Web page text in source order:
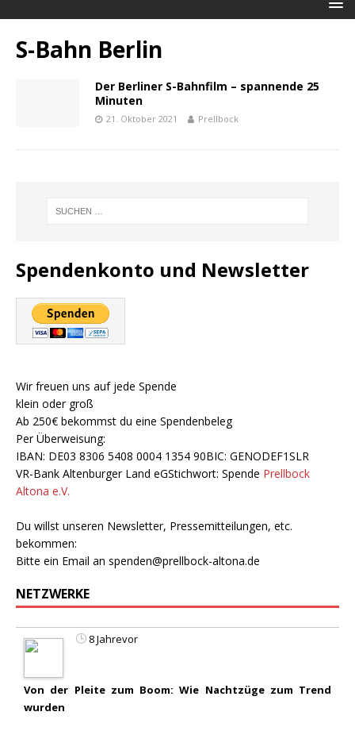
S-Bahn Berlin
Der Berliner S-Bahnfilm – spannende 25
Minuten
21. Oktober 2021 Prellbock
Spendenkonto und Newsletter
Wir freuen uns auf jede Spende
klein oder groß
Ab 250€ bekommst du eine Spendenbeleg
Per Überweisung:
IBAN: DE03 8306 5408 0004 1354 90BIC: GENODEF1SLR
VR-Bank Altenburger Land eGStichwort: Spende Prellbock
Altona e.V.
Du willst unseren Newsletter, Pressemitteilungen, etc.
bekommen:
Bitte ein Email an spenden@prellbock-altona.de
NETZWERKE
8 Jahrevor
Von der Pleite zum Boom: Wie Nachtzüge zum Trend
wurden